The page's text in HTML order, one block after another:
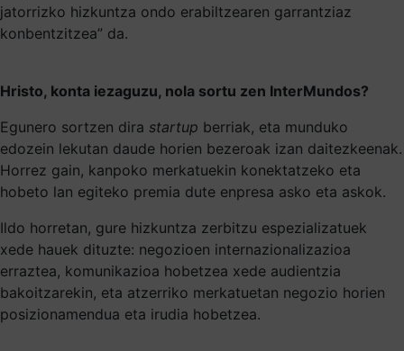
jatorrizko hizkuntza ondo erabiltzearen garrantziaz
konbentzitzea” da.
Hristo, konta iezaguzu, nola sortu zen InterMundos?
Egunero sortzen dira startup berriak, eta munduko
edozein lekutan daude horien bezeroak izan daitezkeenak.
Horrez gain, kanpoko merkatuekin konektatzeko eta
hobeto lan egiteko premia dute enpresa asko eta askok.
Ildo horretan, gure hizkuntza zerbitzu espezializatuek
xede hauek dituzte: negozioen internazionalizazioa
erraztea, komunikazioa hobetzea xede audientzia
bakoitzarekin, eta atzerriko merkatuetan negozio horien
posizionamendua eta irudia hobetzea.